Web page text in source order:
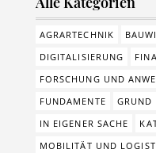
AGRARTECHNIK
DIGITALISIERUNG
FORSCHUNG UND
FUNDAMENTE
GRUND
IN EIGENER SACHE
MOBILITÄT UND